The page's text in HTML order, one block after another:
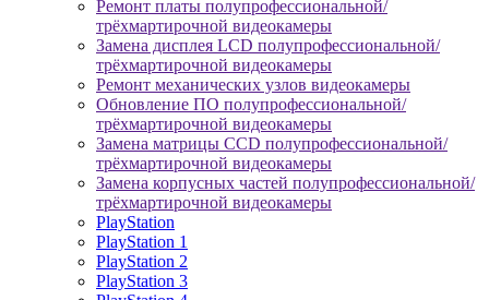
Ремонт платы полупрофессиональной/
трёхмартирочной видеокамеры
Замена дисплея LCD полупрофессиональной/
трёхмартирочной видеокамеры
Ремонт механических узлов видеокамеры
Обновление ПО полупрофессиональной/
трёхмартирочной видеокамеры
Замена матрицы CCD полупрофессиональной/
трёхмартирочной видеокамеры
Замена корпусных частей полупрофессиональной/
трёхмартирочной видеокамеры
PlayStation
PlayStation 1
PlayStation 2
PlayStation 3